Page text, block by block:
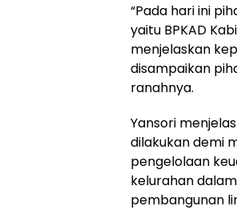
“Pada hari ini
yaitu BPKAD
menjelaskan
disampaikan
ranahnya.
Yansori
dilakukan demi
pengelolaan
kelurahan
pembangunan